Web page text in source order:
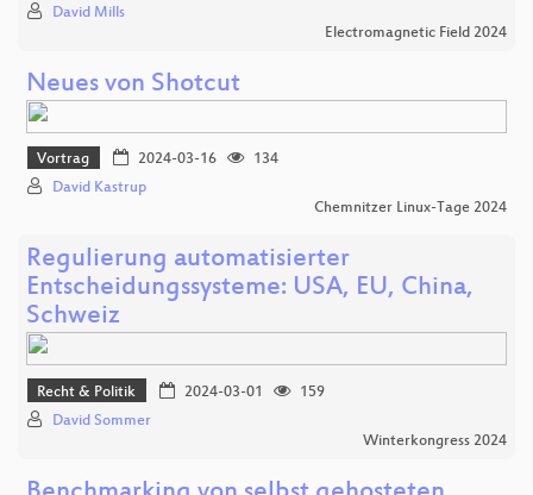
David Mills
Electromagnetic Field 2024
Neues von Shotcut
Vortrag 2024-03-16
134
David Kastrup
Chemnitzer Linux-Tage 2024
Regulierung automatisierter
Entscheidungssysteme: USA, EU, China,
Schweiz
Recht & Politik 2024-03-01
159
David Sommer
Winterkongress 2024